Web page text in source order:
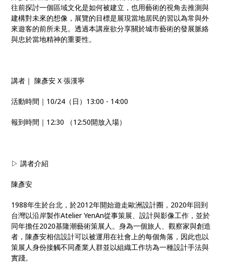
往前探討一個區域文化是如何被建立，也用藝術的視角去推測與
建構對未來的想像，展覽的目標是展現當地居民的習以為常與外
來遊客的前所未見。透過本講座欲分享關於城市藝術的發展脈絡
與忠於當地精神的重要性。
講者｜ 陳彥安 X 張漢寧
活動時間｜10/24（日）13:00 - 14:00
報到時間｜12:30 （12:50開放入場）
▷ 講者介紹
陳彥安
1988年生於台北，於2012年開始遊走歐洲設計圈，2020年回到
台灣以沿岸製作Atelier YenAn從事策展、設計與影像工作，並於
同年擔任2020基隆潮藝術策展人。身為一個旅人、觀察家與創造
者，陳彥安相信設計可以被運用在社會上的每個角落，因此也以
策展人身份接觸不同產業人群並以組織工作坊為一種設計手法與
實踐。